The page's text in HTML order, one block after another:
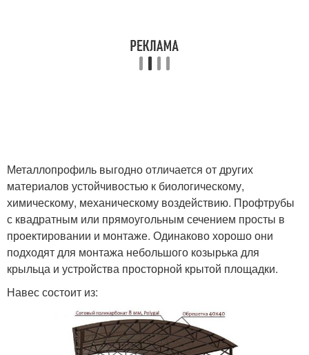
Металлопрофиль выгодно отличается от других
материалов устойчивостью к биологическому,
химическому, механическому воздействию. Профтрубы
с квадратным или прямоугольным сечением просты в
проектировании и монтаже. Одинаково хорошо они
подходят для монтажа небольшого козырька для
крыльца и устройства просторной крытой площадки.
Навес состоит из: